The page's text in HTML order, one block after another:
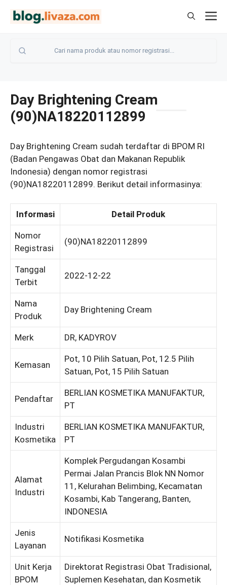
Day Brightening Cream
(90)NA18220112899
Day Brightening Cream sudah terdaftar di BPOM RI
(Badan Pengawas Obat dan Makanan Republik
Indonesia) dengan nomor registrasi
(90)NA18220112899. Berikut detail informasinya:
Informasi Detail Produk
Nomor
Registrasi
(90)NA18220112899
Tanggal
Terbit
2022-12-22
Nama
Produk
Day Brightening Cream
Merk DR, KADYROV
Kemasan
Pot, 10 Pilih Satuan, Pot, 12.5 Pilih
Satuan, Pot, 15 Pilih Satuan
Pendaftar
BERLIAN KOSMETIKA MANUFAKTUR,
PT
Industri
Kosmetika
BERLIAN KOSMETIKA MANUFAKTUR,
PT
Alamat
Industri
Komplek Pergudangan Kosambi
Permai Jalan Prancis Blok NN Nomor
11, Kelurahan Belimbing, Kecamatan
Kosambi, Kab Tangerang, Banten,
INDONESIA
Jenis
Layanan
Notifikasi Kosmetika
Unit Kerja
BPOM
Direktorat Registrasi Obat Tradisional,
Suplemen Kesehatan, dan Kosmetik